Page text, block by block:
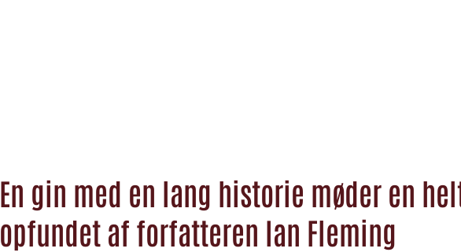
En gin med en lang historie møder en
opfundet af forfatteren Ian Fleming